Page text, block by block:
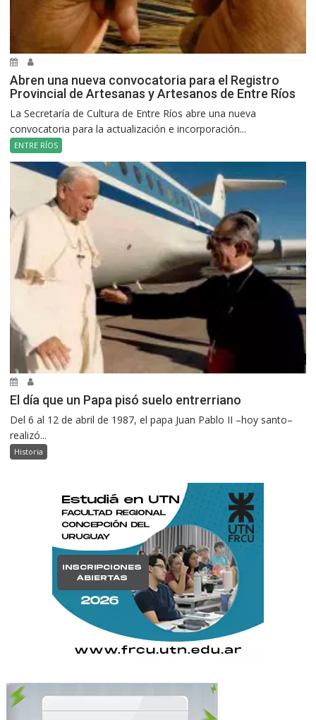
Abren una nueva convocatoria para el Registro
Provincial de Artesanas y Artesanos de Entre Ríos
La Secretaría de Cultura de Entre Ríos abre una nueva
convocatoria para la actualización e incorporación...
ENTRE RÍOS
El día que un Papa pisó suelo entrerriano
Del 6 al 12 de abril de 1987, el papa Juan Pablo II –hoy santo–
realizó...
Historia